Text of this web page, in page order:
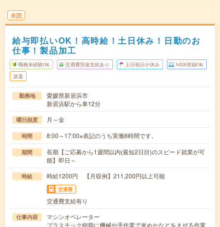
未読
給与即払いOK！高時給！土日休み！日勤のお
仕事！製品加工
職種未経験OK 交通費別途支給あり 土日祝日が休み WEB登録OK
派遣
勤務地
愛媛県新居浜市
新居浜駅から車12分
曜日頻度 月～金
時間 8:00～17:00※表記のうち実働8時間です。
期間
長期【ご応募から1週間以内(最短2日目)のスピード就業が可
能】即日～
時給 時給1200円 【月収例】211,200円以上可能
交通費
交通費支給有り
仕事内容
マシンオペレーター
プラスチック樹脂に機械や手作業で米ぬかなどをまぜる作業